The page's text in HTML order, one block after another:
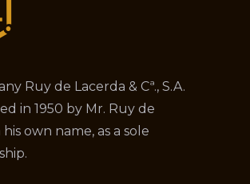
Ruy de Lacerda & Cª., S.A.
in 1950 by Mr. Ruy de
his own name, as a sole